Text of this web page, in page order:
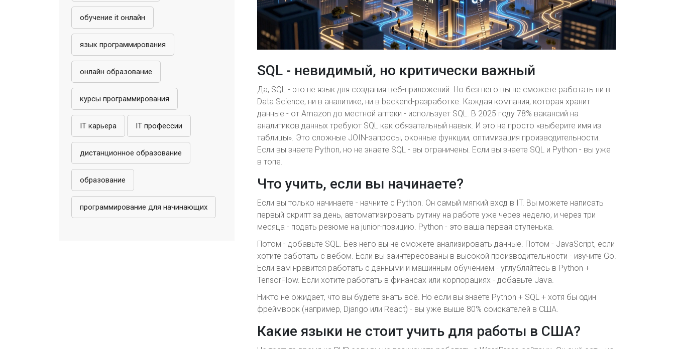
обучение it онлайн
язык программирования
онлайн образование
курсы программирования
IT карьера IT профессии
дистанционное образование
образование
программирование для начинающих
SQL - невидимый, но критически важный
Да, SQL - это не язык для создания веб-приложений. Но без него вы не сможете работать ни в
Data Science, ни в аналитике, ни в backend-разработке. Каждая компания, которая хранит
данные - от Amazon до местной аптеки - использует SQL. В 2025 году 78% вакансий на
аналитиков данных требуют SQL как обязательный навык. И это не просто «выберите имя из
таблицы». Это сложные JOIN-запросы, оконные функции, оптимизация производительности.
Если вы знаете Python, но не знаете SQL - вы ограничены. Если вы знаете SQL и Python - вы уже
в топе.
Что учить, если вы начинаете?
Если вы только начинаете - начните с Python. Он самый мягкий вход в IT. Вы можете написать
первый скрипт за день, автоматизировать рутину на работе уже через неделю, и через три
месяца - подать резюме на junior-позицию. Python - это ваша первая ступенька.
Потом - добавьте SQL. Без него вы не сможете анализировать данные. Потом - JavaScript, если
хотите работать с вебом. Если вы заинтересованы в высокой производительности - изучите Go.
Если вам нравится работать с данными и машинным обучением - углубляйтесь в Python +
TensorFlow. Если хотите работать в финансах или корпорациях - добавьте Java.
Никто не ожидает, что вы будете знать всё. Но если вы знаете Python + SQL + хотя бы один
фреймворк (например, Django или React) - вы уже выше 80% соискателей в США.
Какие языки не стоит учить для работы в США?